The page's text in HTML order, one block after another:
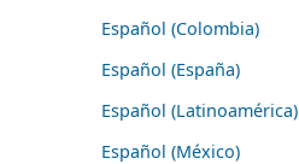
Español (Colombia)
Español (España)
Español (Latinoamérica)
Español (México)